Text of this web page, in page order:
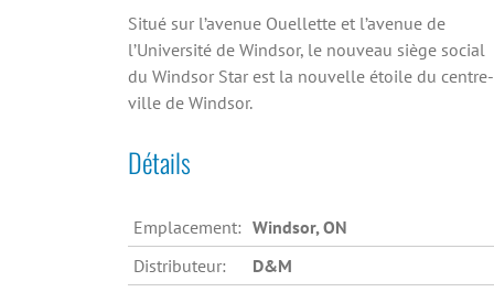
Situé sur l’avenue Ouellette et l’avenue de
l’Université de Windsor, le nouveau siège social
du Windsor Star est la nouvelle étoile du centre-
ville de Windsor.
Détails
Emplacement: Windsor, ON
Distributeur:
D&M